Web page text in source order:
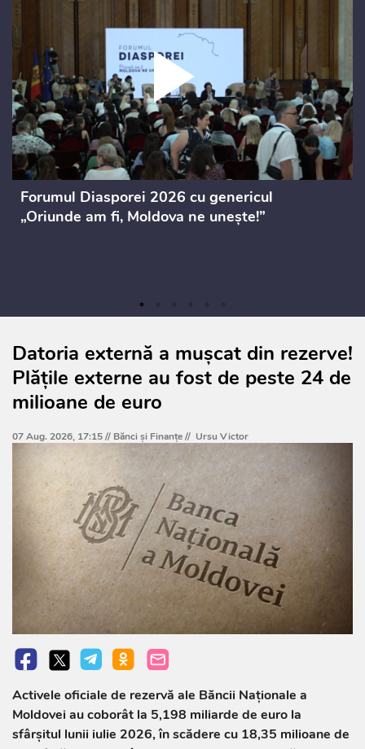
Forumul Diasporei 2026 cu genericul
„Oriunde am fi, Moldova ne unește!”
Datoria externă a mușcat din rezerve!
Plățile externe au fost de peste 24 de
milioane de euro
07 Aug. 2026, 17:15 // Bănci şi Finanţe// Ursu Victor
Activele oficiale de rezervă ale Băncii Naționale a
Moldovei au coborât la 5,198 miliarde de euro la
sfârșitul lunii iulie 2026, în scădere cu 18,35 milioane de